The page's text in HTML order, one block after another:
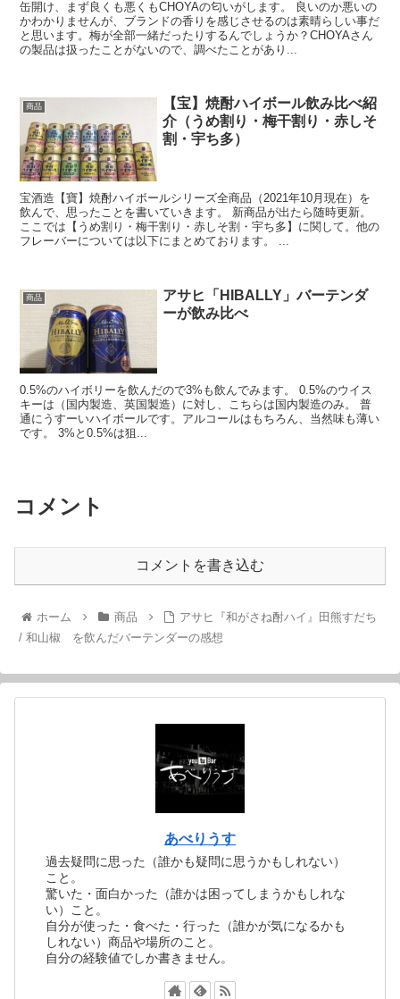
缶開け、まず良くも悪くもCHOYAの匂いがします。 良いのか悪いの
かわかりませんが、ブランドの香りを感じさせるのは素晴らしい事だ
と思います。梅が全部一緒だったりするんでしょうか？CHOYAさん
の製品は扱ったことがないので、調べたことがあり...
商品
【宝】焼酎ハイボール飲み比べ紹
介（うめ割り・梅干割り・赤しそ
割・宇ち多）
宝酒造【寶】焼酎ハイボールシリーズ全商品（2021年10月現在）を
飲んで、思ったことを書いていきます。 新商品が出たら随時更新。
ここでは【うめ割り・梅干割り・赤しそ割・宇ち多】に関して。他の
フレーバーについては以下にまとめております。 ...
商品
アサヒ「HIBALLY」バーテンダ
ーが飲み比べ
0.5%のハイボリーを飲んだので3%も飲んでみます。 0.5%のウイス
キーは（国内製造、英国製造）に対し、こちらは国内製造のみ。 普
通にうすーいハイボールです。アルコールはもちろん、当然味も薄い
です。 3%と0.5%は狙...
コメント
コメントを書き込む
ホーム 商品
アサヒ『和がさね酎ハイ』田熊すだち
/ 和山椒 を飲んだバーテンダーの感想
あべりうす
過去疑問に思った（誰かも疑問に思うかもしれない）
こと。
驚いた・面白かった（誰かは困ってしまうかもしれな
い）こと。
自分が使った・食べた・行った（誰かが気になるかも
しれない）商品や場所のこと。
自分の経験値でしか書きません。